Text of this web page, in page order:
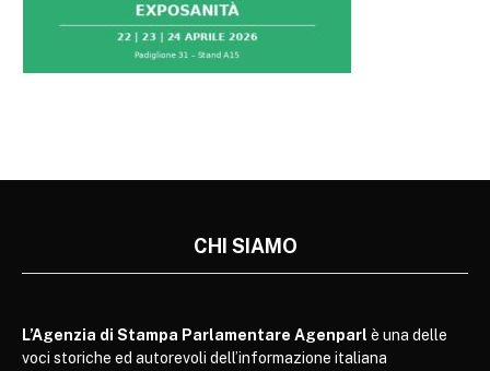
CHI SIAMO
L’Agenzia di Stampa Parlamentare Agenparl è una delle
voci storiche ed autorevoli dell’informazione italiana